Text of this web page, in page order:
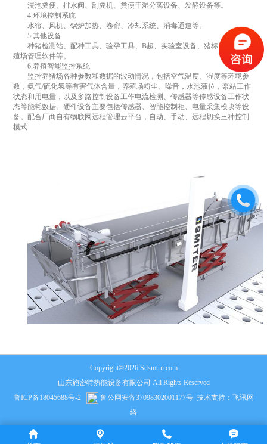
浸泡粪便、排水阀、刮粪机、粪便干湿分离设备、发酵设备等。
4.环境控制系统
水帘、风机、锅炉加热、卷帘、冷却系统、消毒通道等。
5.其他设备
种猪检测站、配种工具、验孕工具、B超、实验室设备、猪标识器、养
殖场管理软件等。
6.养殖智能监控系统
监控养猪场各种参数和数据的波动情况，包括空气温度、湿度等环境参
数，氨气/硫化氢等有害气体含量，养殖场粉尘、噪音，水池液位，泵站工作
状态和用电量，以及多路控制设备工作电流检测、传感器等传感设备工作状
态等能耗数据。硬件设备主要包括传感器、智能控制柜、电量采集模块等设
备。配合厂商自有物联网远程管理云平台，自动、手动、远程切换三种控制
模式
Copyright©2026 Sdsmtrn.com
山东施密特热能设备有限公司 All Rights Reserved
鲁ICP备18045688号-2
鲁公网安备37098302001177号技术支持： 飞讯网
络